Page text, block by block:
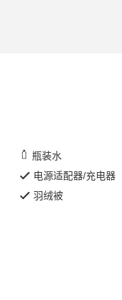
瓶装水
电源适配器/充电器
羽绒被